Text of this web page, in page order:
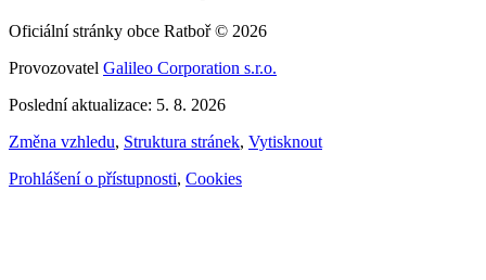
Oficiální stránky obce Ratboř © 2026
Provozovatel Galileo Corporation s.r.o.
Poslední aktualizace: 5. 8. 2026
Změna vzhledu, Struktura stránek, Vytisknout
Prohlášení o přístupnosti, Cookies